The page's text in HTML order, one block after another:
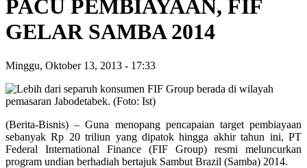
PACU PEMBIAYAAN, FIF
GELAR SAMBA 2014
Minggu, Oktober 13, 2013 - 17:33
(Berita-Bisnis) – Guna menopang pencapaian target pembiayaan
sebanyak Rp 20 triliun yang dipatok hingga akhir tahun ini, PT
Federal International Finance (FIF Group) resmi meluncurkan
program undian berhadiah bertajuk Sambut Brazil (Samba) 2014.